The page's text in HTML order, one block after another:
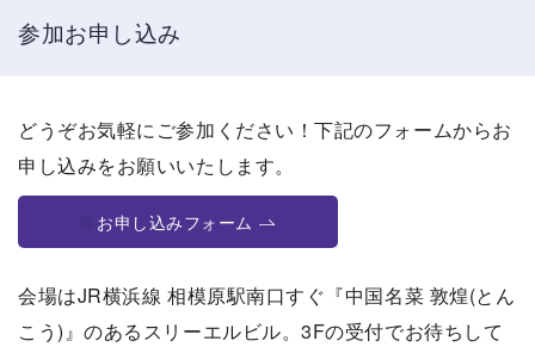
参加お申し込み
どうぞお気軽にご参加ください！下記のフォームからお
申し込みをお願いいたします。
お申し込みフォーム
会場はJR横浜線 相模原駅南口すぐ『中国名菜 敦煌(とん
こう)』のあるスリーエルビル。3Fの受付でお待ちして